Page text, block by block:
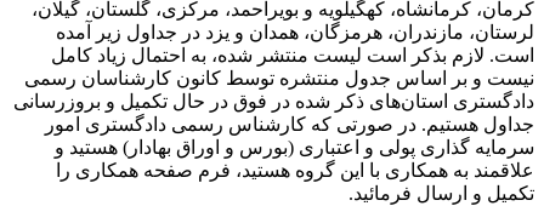
کرمان، کرمانشاه، کهگیلویه و بویراحمد، مرکزی، گلستان، گیلان،
لرستان، مازندران، هرمزگان، همدان و یزد در جداول زیر آمده
است. لازم بذکر است لیست منتشر شده، به احتمال زیاد کامل
نیست و بر اساس جدول منتشره توسط کانون کارشناسان رسمی
دادگستری استان‌های ذکر شده در فوق در حال تکمیل و بروزرسانی
جداول هستیم. در صورتی که کارشناس رسمی دادگستری امور
سرمایه گذاری پولی و اعتباری (بورس و اوراق بهادار) هستید و
علاقمند به همکاری با این گروه هستید، فرم صفحه همکاری را
تکمیل و ارسال فرمائید.